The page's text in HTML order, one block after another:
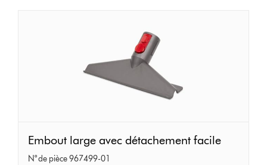
large
Embout large avec détachement facile
N° de pièce 967499-01